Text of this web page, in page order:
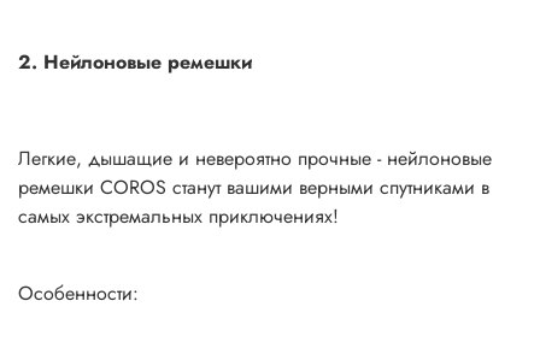
2. Нейлоновые ремешки
Легкие, дышащие и невероятно прочные - нейлоновые
ремешки COROS станут вашими верными спутниками в
самых экстремальных приключениях!
Особенности: